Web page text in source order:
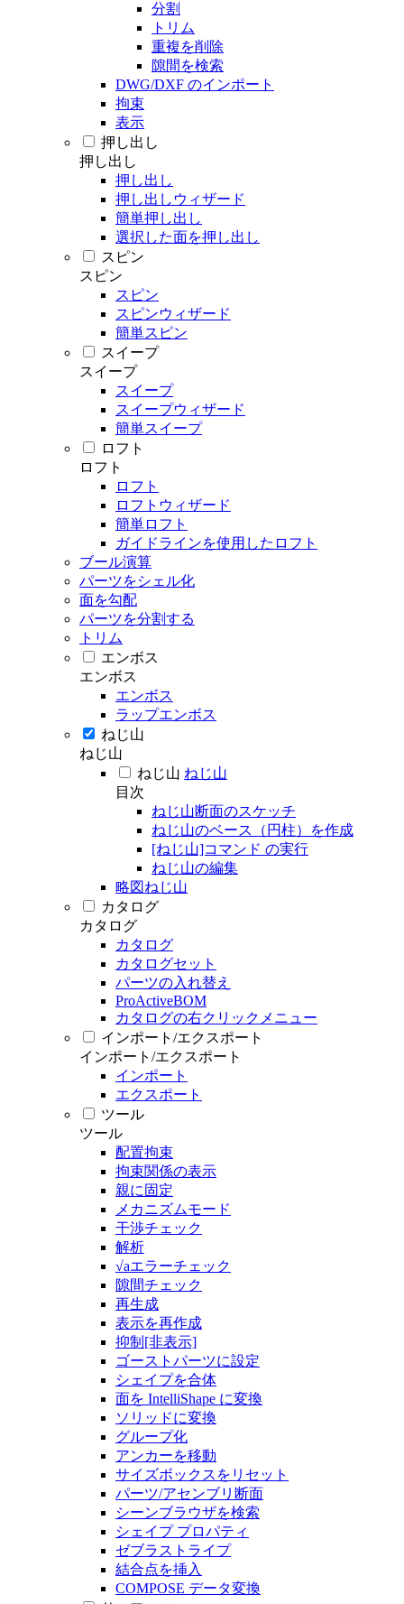
分割
トリム
重複を削除
隙間を検索
DWG/DXF のインポート
拘束
表示
押し出し
押し出し
押し出し
押し出しウィザード
簡単押し出し
選択した面を押し出し
スピン
スピン
スピン
スピンウィザード
簡単スピン
スイープ
スイープ
スイープ
スイープウィザード
簡単スイープ
ロフト
ロフト
ロフト
ロフトウィザード
簡単ロフト
ガイドラインを使用したロフト
ブール演算
パーツをシェル化
面を勾配
パーツを分割する
トリム
エンボス
エンボス
エンボス
ラップエンボス
ねじ山
ねじ山
ねじ山 ねじ山
目次
ねじ山断面のスケッチ
ねじ山のベース（円柱）を作成
[ねじ山]コマンド の実行
ねじ山の編集
略図ねじ山
カタログ
カタログ
カタログ
カタログセット
パーツの入れ替え
ProActiveBOM
カタログの右クリックメニュー
インポート/エクスポート
インポート/エクスポート
インポート
エクスポート
ツール
ツール
配置拘束
拘束関係の表示
親に固定
メカニズムモード
干渉チェック
解析
√aエラーチェック
隙間チェック
再生成
表示を再作成
抑制[非表示]
ゴーストパーツに設定
シェイプを合体
面を IntelliShape に変換
ソリッドに変換
グループ化
アンカーを移動
サイズボックスをリセット
パーツ/アセンブリ断面
シーンブラウザを検索
シェイプ プロパティ
ゼブラストライプ
結合点を挿入
COMPOSE データ変換